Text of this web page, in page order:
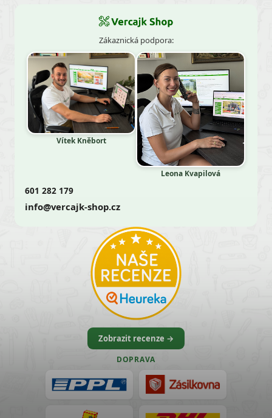
Zákaznická podpora:
Vítek Kněbort
Leona Kvapilová
601 282 179
info@vercajk-shop.cz
Zobrazit recenze →
DOPRAVA